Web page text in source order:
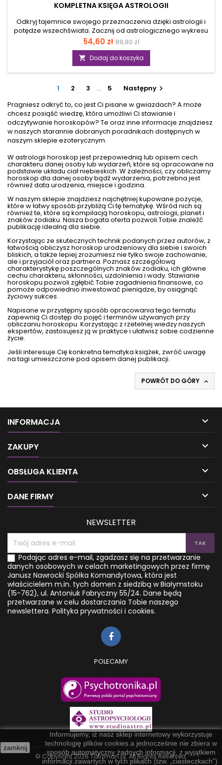
KOMPLETNA KSIĘGA ASTROLOGII
Odkryj tajemnice swojego przeznaczenia dzięki astrologii i
potędze wszechświata. Zacznij od astrologicznego wykresu
urodzeniowego – klucza do zrozumienia swoich talentów,
wyzwań i życiowego celu. Rozszyfrowując informacje z
horoskopu urodzeniowego, doświadczysz osobistego
znaczenia astrologii, co ułatwi jej zrozumienie. Ta kompletna
księga to wprowadzenie do astrologii, skupiające się na
relacjach, karierze i finansach. Zawiera wyjaśnienia
znaczenia planet, znaków Zodiaku, domów...
Cena
54,60 zł Cena
podstawowa
89,80 zł
 Dodaj do koszyka
1 2 3 … 5 Następny
Pragniesz odkryć to, co jest Ci pisane w gwiazdach? A może
chcesz posiąść wiedzę, która umożliwi Ci stawianie i
odczytywanie horoskopów? Te oraz inne informacje znajdziesz
w naszych starannie dobranych poradnikach dostępnych w
naszym sklepie ezoterycznym.
W astrologii horoskop jest przepowiednią lub opisem cech
charakteru danej osoby lub wydarzeń, które są opracowane na
podstawie układu ciał niebieskich. W zależności, czy obliczamy
horoskop dla danej osoby bądź wydarzenia, potrzebna jest
również data urodzenia, miejsce i godzina.
W naszym sklepie znajdziesz najchętniej kupowane pozycje,
które w łatwy sposób przybliżą Ci tę tematykę. Wśród nich są
również te, które są kompilacją horoskopu, astrologii, planet i
znaków zodiaku. Nasza bogata oferta pozwoli Tobie znaleźć
publikację idealną dla siebie.
Korzystając ze skutecznych technik podanych przez autorów, z
łatwością obliczysz horoskop urodzeniowy dla siebie i swoich
bliskich, a także lepiej zrozumiesz nie tylko swoje zachowanie,
ale i przyjaciół oraz partnera. Poznasz szczegółową
charakterystykę poszczególnych znaków zodiaku, ich główne
cechu charakteru, skłonności, uzdolnienia i wady. Stawianie
horoskopu pozwoli zgłębić Tobie zagadnienia finansowe, co
pomoże odpowiednio inwestować pieniądze, by osiągnąć
życiowy sukces.
Napisane w przystępny sposób opracowania tego tematu
zapewnią Ci dostęp do pojęć i terminów używanych przy
obliczaniu horoskopu. Korzystając z rzetelnej wiedzy naszych
ekspertów, zastosujesz ją w praktyce i ułatwisz sobie codzienne
życie.
Jeśli interesuje Cię konkretna tematyka książek, zwróć uwagę
na tagi umieszczone pod opisem danej publikacji.
POWRÓT DO GÓRY 
INFORMACJA 
ZAKUPY 
OBSŁUGA KLIENTA 
DANE FIRMY 
zamknij
Informujemy, iż nasz sklep internetowy wykorzystuje
technologię plików cookies a jednocześnie nie zbiera w
sposób automatyczny żadnych informacji, z wyjątkiem
informacji zawartych w tych plikach (tzw. „ciasteczkach”).
NEWSLETTER
Podając adres e-mail, zgadzasz się na przetwarzanie
danych osobowych w celach marketingowych przez firmę
Janusz Nawrocki Spółka Komandytowa, która jest
właścicielem m.in. tych domen z siedzibą w Białymstoku
(15-762), ul. Antoniuk Fabryczny 55/24. Dane będą
przetwarzane w celu dostarczania Tobie naszego
newslettera. Polityka prywatności i cookies.
POLECAMY
© Copyright 2026 Talizman.pl. All Rights Reserved.